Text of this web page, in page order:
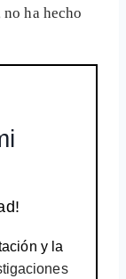
ha hecho
y la